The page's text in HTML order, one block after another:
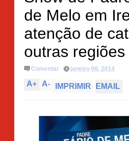
de Melo em
atenção de
outras
Comentar janeiro 08, 2014
A+ A- IMPRIMIR EMAIL